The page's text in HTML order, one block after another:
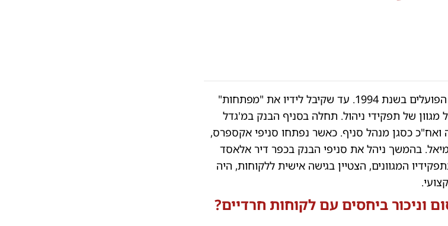
טלאל עמאשה החל עבודתו בבנק הפועלים בשנת 1994. עד שקיבל לידיו את "מפתחות"
של תפקידי ניהול. תחלה בסניף הבנק במ'גדל
כסגן מנהל סניף. כאשר נפתחו סניפי אקספרס,
בהמשך ניהל את סניפי הבנק בכפר דיר אלאסד
המגוונים, הצטיין בגישה אישית ללקוחות, היה
וניכור ביחסים עם לקוחות חרדיים?